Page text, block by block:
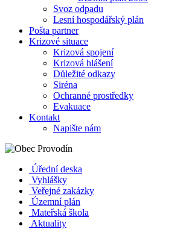
Svoz odpadu
Lesní hospodářský plán
Pošta partner
Krizové situace
Krizová spojení
Krizová hlášení
Důležité odkazy
Siréna
Ochranné prostředky
Evakuace
Kontakt
Napište nám
Úřední deska
Vyhlášky
Veřejné zakázky
Územní plán
Mateřská škola
Aktuality